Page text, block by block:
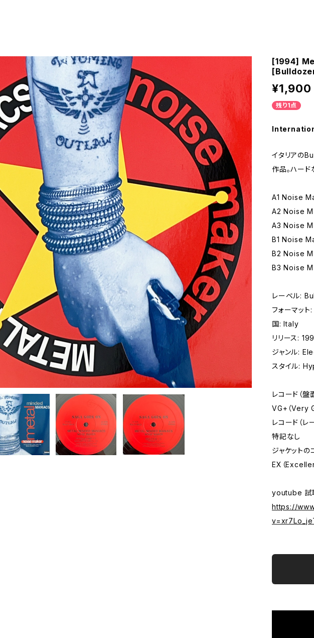
[1994]
¥1,900
残り1点
イタリアの
作品。ハー
A1 Noise
A2 Noise
A3 Noise
B1 Noise
B2 Noise
B3 Noise
レーベル:
フォーマッ
国: Italy
リリース:
ジャンル:
スタイル:
レコード（盤
VG+（Very
レコード（レ
特記なし
ジャケットの
EX（
youtube 試
https://